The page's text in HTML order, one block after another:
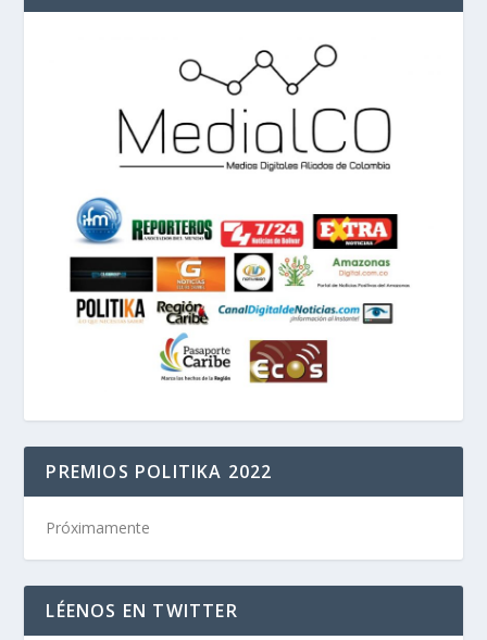
PREMIOS POLITIKA 2022
Próximamente
LÉENOS EN TWITTER